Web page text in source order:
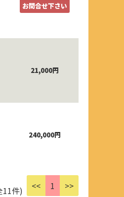
お問合せ下さい
21,000円
240,000円
11件) << 1 >>